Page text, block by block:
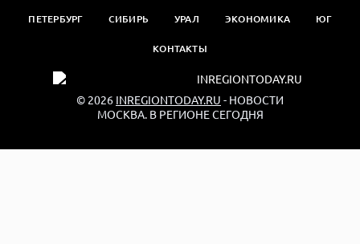
ПЕТЕРБУРГ СИБИРЬ УРАЛ ЭКОНОМИКА ЮГ
КОНТАКТЫ
© 2026 INREGIONTODAY.RU - НОВОСТИ
МОСКВА. В РЕГИОНЕ СЕГОДНЯ